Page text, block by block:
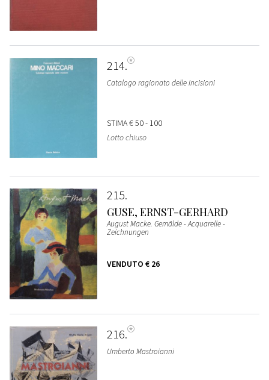
214
Catalogo ragionato delle incisioni
STIMA€ 50 - 100
Lotto chiuso
215
GUSE, ERNST-GERHARD
August Macke. Gemälde - Acquarelle -
Zeichnungen
VENDUTO € 26
216
Umberto Mastroianni